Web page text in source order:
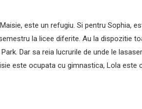
este un refugiu. Si pentru Sophia,
la licee diferite. Au la dispozitie
Dar sa reia lucrurile de unde le
este ocupata cu gimnastica, Lola este